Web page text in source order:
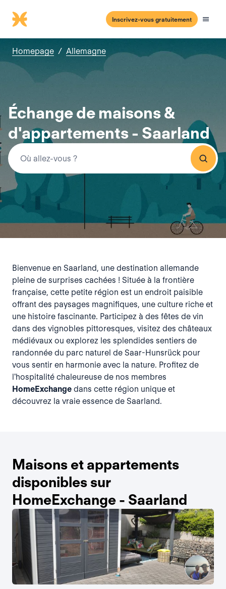
Inscrivez-vous gratuitement
Homepage / Allemagne
Échange de maisons &
d'appartements - Saarland
Bienvenue en Saarland, une destination allemande
pleine de surprises cachées ! Située à la frontière
française, cette petite région est un endroit paisible
offrant des paysages magnifiques, une culture riche et
une histoire fascinante. Participez à des fêtes de vin
dans des vignobles pittoresques, visitez des châteaux
médiévaux ou explorez les splendides sentiers de
randonnée du parc naturel de Saar-Hunsrück pour
vous sentir en harmonie avec la nature. Profitez de
l'hospitalité chaleureuse de nos membres
HomeExchange dans cette région unique et
découvrez la vraie essence de Saarland.
Maisons et appartements
disponibles sur
HomeExchange - Saarland